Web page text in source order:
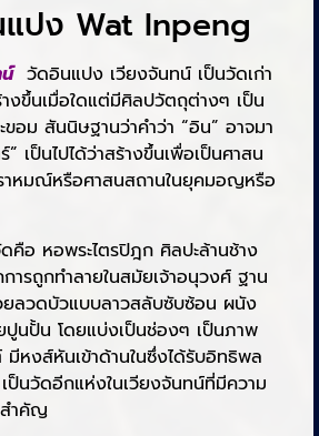
แปง Wat Inpeng
วัดอินแปง เวียงจันทน์ เป็นวัดเก่า
งขึ้นเมื่อใดแต่มีศิลปวัตถุต่างๆ เป็น
ม สันนิษฐานว่าคำว่า “อิน” อาจมา
” เป็นไปได้ว่าสร้างขึ้นเพื่อเป็นศาสน
าหมณ์หรือศาสนสถานในยุคมอญหรือ
คือ หอพระไตรปิฎก ศิลปะล้านช้าง
ารถูกทำลายในสมัยเจ้าอนุวงศ์ ฐาน
ยลวดบัวแบบลาวสลับซับซ้อน ผนัง
นปั้น โดยแบ่งเป็นช่องๆ เป็นภาพ
หงส์หันเข้าด้านในซึ่งได้รับอิทธิพล
ป็นวัดอีกแห่งในเวียงจันทน์ที่มีความ
สำคัญ